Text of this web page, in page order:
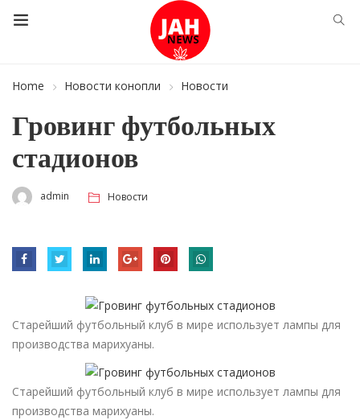
Home Новости конопли Новости
Гровинг футбольных
стадионов
admin Новости
Старейший футбольный клуб в мире использует лампы для
производства марихуаны.
Старейший футбольный клуб в мире использует лампы для
производства марихуаны.